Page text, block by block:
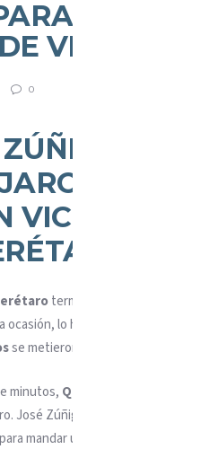
PONER
VISITA
0
Y
EN 52
VICTORIA DE
terminaron con la sequía de
lo hicieron ante los
se metieron a puestos de
minutos, Querétaro
mostró
José Zúñiga intentó rematar hacia
mandar un tiro de esquina, mismo